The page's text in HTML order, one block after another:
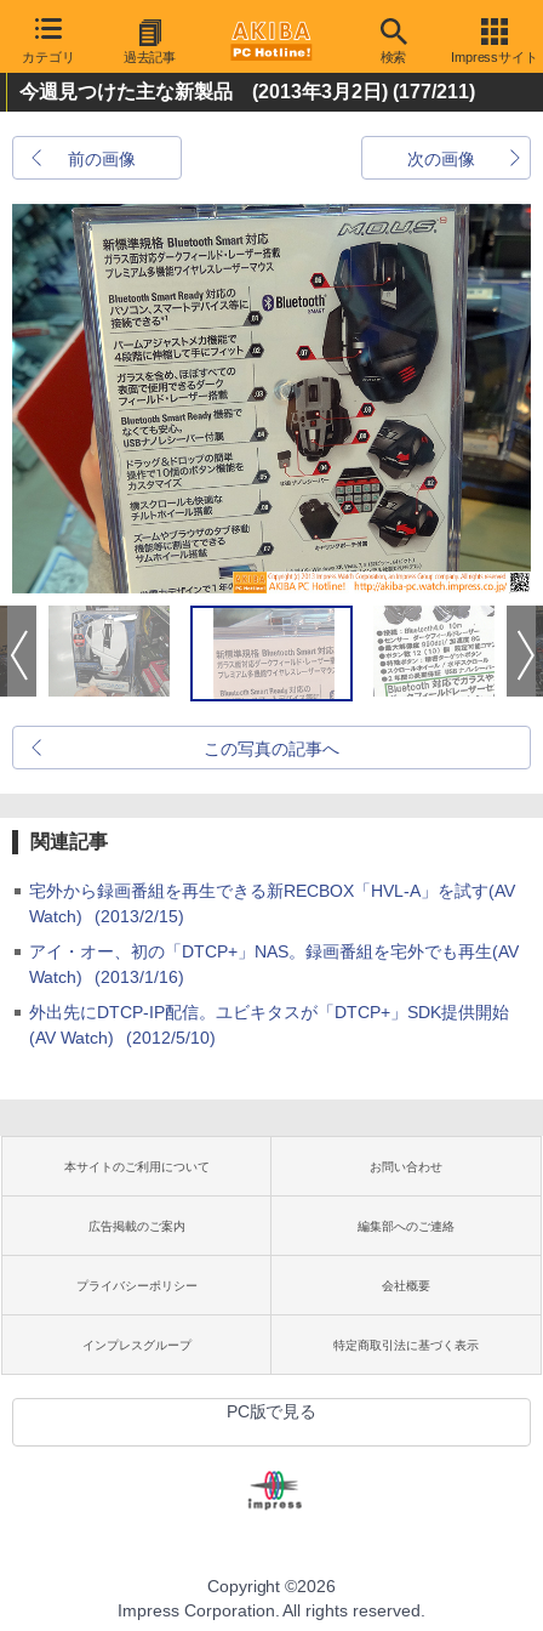
カテゴリ 過去記事 検索 Impressサイト
今週見つけた主な新製品 (2013年3月2日) (177/211)
前の画像 次の画像
この写真の記事へ
関連記事
宅外から録画番組を再生できる新RECBOX「HVL-A」を試す(AV
Watch)
(2013/2/15)
アイ・オー、初の「DTCP+」NAS。録画番組を宅外でも再生(AV
Watch)
(2013/1/16)
外出先にDTCP-IP配信。ユビキタスが「DTCP+」SDK提供開始
(AV Watch)
(2012/5/10)
本サイトのご利用について お問い合わせ
広告掲載のご案内 編集部へのご連絡
プライバシーポリシー 会社概要
インプレスグループ 特定商取引法に基づく表示
PC版で見る
Copyright ©2026
Impress Corporation. All rights reserved.